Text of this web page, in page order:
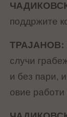
поддржите
ТРАЈАНОВ:
случи
и без пари,
овие